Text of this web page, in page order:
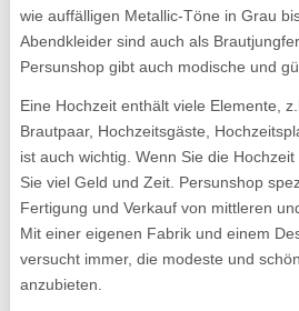
wie auffälligen Metallic-Töne in Grau
Abendkleider sind auch als
Persunshop gibt auch modische und
Eine Hochzeit enthält viele Elemente,
Brautpaar, Hochzeitsgäste,
ist auch wichtig. Wenn Sie die Hochzeit
Sie viel Geld und Zeit. Persunshop
Fertigung und Verkauf von mittleren
Mit einer eigenen Fabrik und einem
versucht immer, die modeste und
anzubieten.